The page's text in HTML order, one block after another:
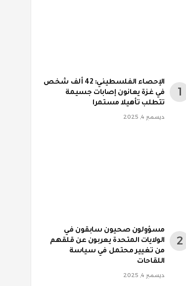
الإحصاء الفلسطيني: 42 ألف شخص
في غزة يعانون إصابات جسيمة
تتطلب تأهيلا مستمرا
ديسمبر 4, 2025
مسؤولون صحيون سابقون في
الولايات المتحدة يعربون عن قلقهم
من تغيير محتمل في سياسة
اللقاحات
ديسمبر 4, 2025